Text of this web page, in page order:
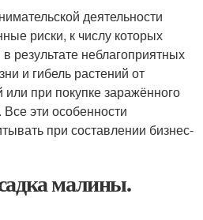
деятельности
риски, к числу которых
результате неблагоприятных
и гибель растений от
или при покупке заражённого
эти особенности
при составлении бизнес-
малины.